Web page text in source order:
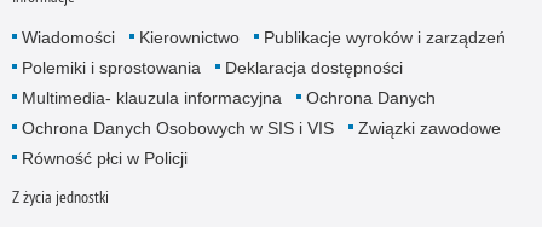
Wiadomości Kierownictwo
Publikacje wyroków i zarządzeń
Polemiki i sprostowania
Deklaracja dostępności
Multimedia- klauzula informacyjna
Ochrona Danych
Ochrona Danych Osobowych w SIS i VIS
Związki zawodowe
Równość płci w Policji
Z życia jednostki